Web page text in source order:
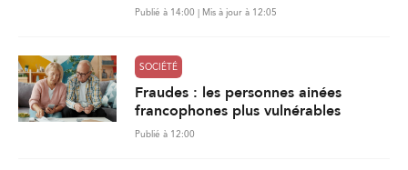
Publié à 14:00 | Mis à jour à 12:05
SOCIÉTÉ
Fraudes : les personnes ainées
francophones plus vulnérables
Publié à 12:00